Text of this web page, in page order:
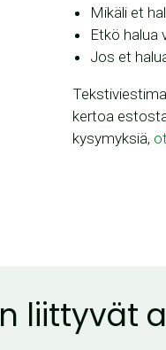
Mikäli et
Etkö halua
Jos et
kertoa
kysymyksiä,
liittyvät